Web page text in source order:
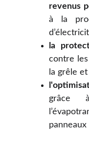
revenus
à la
la
contre
la grêle
grâce
panneaux